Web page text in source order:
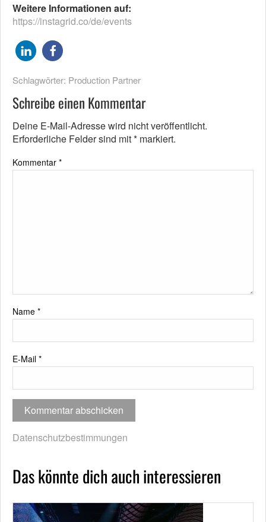
Weitere Informationen auf:
https://instagrid.co/de/events
Schlagwörter: Production Partner
Schreibe einen Kommentar
Deine E-Mail-Adresse wird nicht veröffentlicht.
Erforderliche Felder sind mit* markiert.
Kommentar *
Name *
E-Mail *
Datenschutzbestimmungen
Das könnte dich auch interessieren